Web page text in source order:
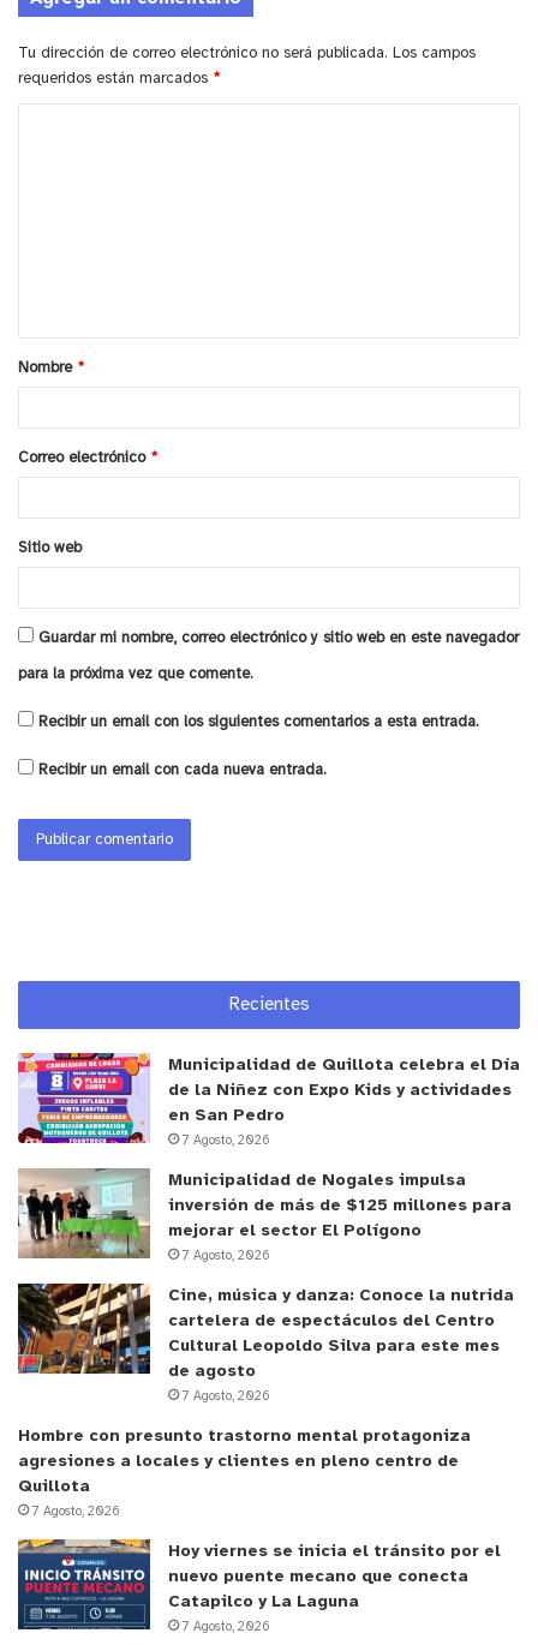
Tu dirección de correo electrónico no será publicada. Los campos
requeridos están marcados *
a
r
*
Nombre *
Correo electrónico *
Sitio web
Guardar mi nombre, correo electrónico y sitio web en este navegador
para la próxima vez que comente.
Recibir un email con los siguientes comentarios a esta entrada.
Recibir un email con cada nueva entrada.
Recientes
Municipalidad de Quillota celebra el Día
de la Niñez con Expo Kids y actividades
en San Pedro
7 Agosto, 2026
Municipalidad de Nogales impulsa
inversión de más de $125 millones para
mejorar el sector El Polígono
7 Agosto, 2026
Cine, música y danza: Conoce la nutrida
cartelera de espectáculos del Centro
Cultural Leopoldo Silva para este mes
de agosto
7 Agosto, 2026
Hombre con presunto trastorno mental protagoniza
agresiones a locales y clientes en pleno centro de
Quillota
7 Agosto, 2026
Hoy viernes se inicia el tránsito por el
nuevo puente mecano que conecta
Catapilco y La Laguna
7 Agosto, 2026